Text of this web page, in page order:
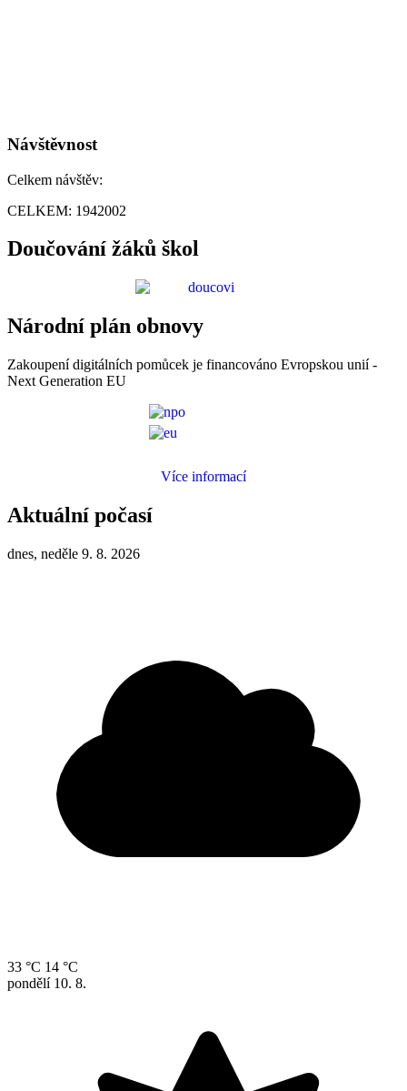
Návštěvnost
Celkem návštěv:
CELKEM: 1942002
Doučování žáků škol
Národní plán obnovy
Zakoupení digitálních pomůcek je financováno Evropskou unií -
Next Generation EU
Více informací
Aktuální počasí
dnes, neděle 9. 8. 2026
33 °C 14 °C
pondělí 10. 8.